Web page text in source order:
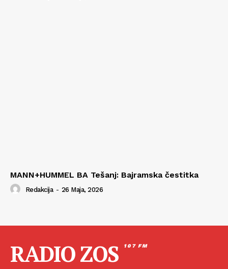
MANN+HUMMEL BA Tešanj: Bajramska čestitka
Redakcija - 26 Maja, 2026
RADIO ZOS 107 FM